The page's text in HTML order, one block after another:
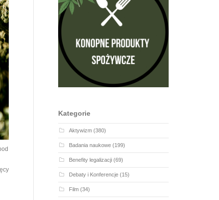
Kategorie
Aktywizm(380)
Badania naukowe(199)
Benefity legalizacji(69)
Debaty i Konferencje(15)
Film(34)